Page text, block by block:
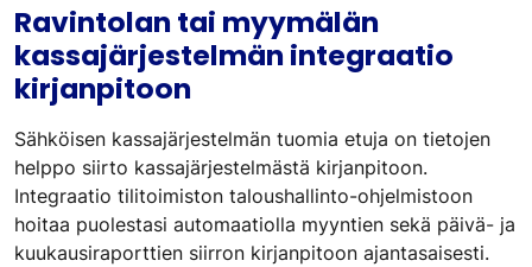
Ravintolan tai myymälän
kassajärjestelmän integraatio
kirjanpitoon
Sähköisen kassajärjestelmän tuomia etuja on tietojen
helppo siirto kassajärjestelmästä kirjanpitoon.
Integraatio tilitoimiston taloushallinto-ohjelmistoon
hoitaa puolestasi automaatiolla myyntien sekä päivä- ja
kuukausiraporttien siirron kirjanpitoon ajantasaisesti.